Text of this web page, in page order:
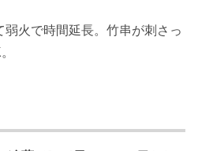
弱火で時間延長。竹串が刺さっ